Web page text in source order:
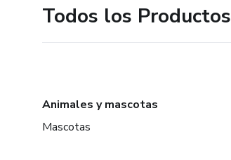
Todos los Productos
Animales y mascotas
Mascotas